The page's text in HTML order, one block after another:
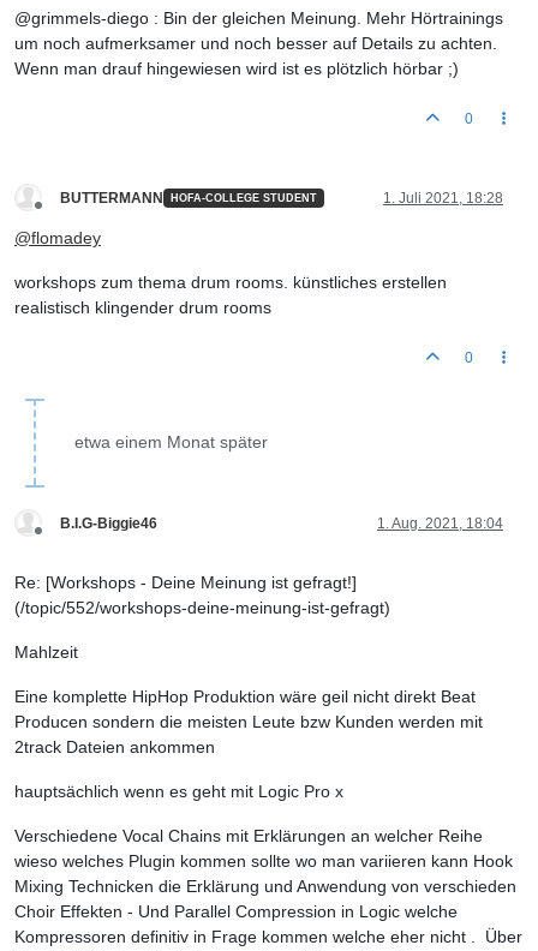
@grimmels-diego : Bin der gleichen Meinung. Mehr Hörtrainings
um noch aufmerksamer und noch besser auf Details zu achten.
Wenn man drauf hingewiesen wird ist es plötzlich hörbar ;)
0
BUTTERMANN HOFA-COLLEGE STUDENT 1. Juli 2021, 18:28
@flomadey
workshops zum thema drum rooms. künstliches erstellen
realistisch klingender drum rooms
0
etwa einem Monat später
B.I.G-Biggie46 1. Aug. 2021, 18:04
Re: [Workshops - Deine Meinung ist gefragt!]
(/topic/552/workshops-deine-meinung-ist-gefragt)
Mahlzeit
Eine komplette HipHop Produktion wäre geil nicht direkt Beat
Producen sondern die meisten Leute bzw Kunden werden mit
2track Dateien ankommen
hauptsächlich wenn es geht mit Logic Pro x
Verschiedene Vocal Chains mit Erklärungen an welcher Reihe
wieso welches Plugin kommen sollte wo man variieren kann Hook
Mixing Technicken die Erklärung und Anwendung von verschieden
Choir Effekten - Und Parallel Compression in Logic welche
Kompressoren definitiv in Frage kommen welche eher nicht . Über